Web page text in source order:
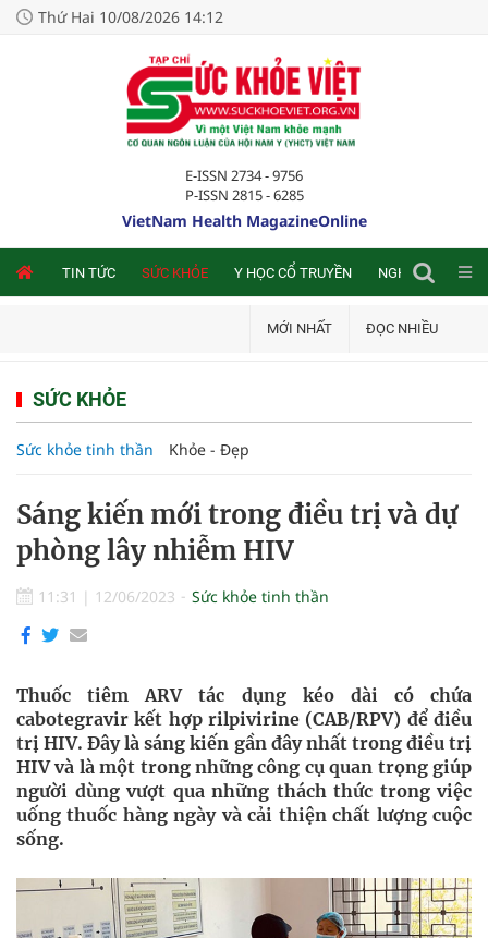
Thứ Hai 10/08/2026 14:12
E-ISSN 2734 - 9756
P-ISSN 2815 - 6285
VietNam Health MagazineOnline
TIN TỨC SỨC KHỎE Y HỌC CỔ TRUYỀN NGHIÊN CỨU
MỚI NHẤT ĐỌC NHIỀU
SỨC KHỎE
Sức khỏe tinh thần Khỏe - Đẹp
Sáng kiến mới trong điều trị và dự
phòng lây nhiễm HIV
11:31 | 12/06/2023 Sức khỏe tinh thần
Thuốc tiêm ARV tác dụng kéo dài có chứa
cabotegravir kết hợp rilpivirine (CAB/RPV) để điều
trị HIV. Đây là sáng kiến gần đây nhất trong điều trị
HIV và là một trong những công cụ quan trọng giúp
người dùng vượt qua những thách thức trong việc
uống thuốc hàng ngày và cải thiện chất lượng cuộc
sống.